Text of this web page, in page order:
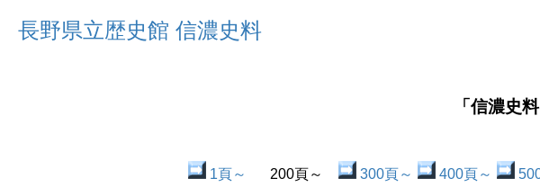
長野県立歴史館 信濃史料
「信濃史
1頁～ 200頁～ 300頁～ 400頁～